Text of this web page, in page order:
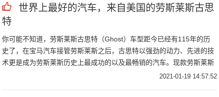
世界上最好的汽车，来自美国的劳斯莱斯古思
特
你可能不知道，劳斯莱斯古思特（Ghost）车型距今已经有115年的历
史了，在宝马汽车接管劳斯莱斯之后，古思特以强劲的动力、先进的技
术更是成为劳斯莱斯历史上最成功的以及最畅销的汽车。现款劳斯莱斯
2021-01-19 14:57:52